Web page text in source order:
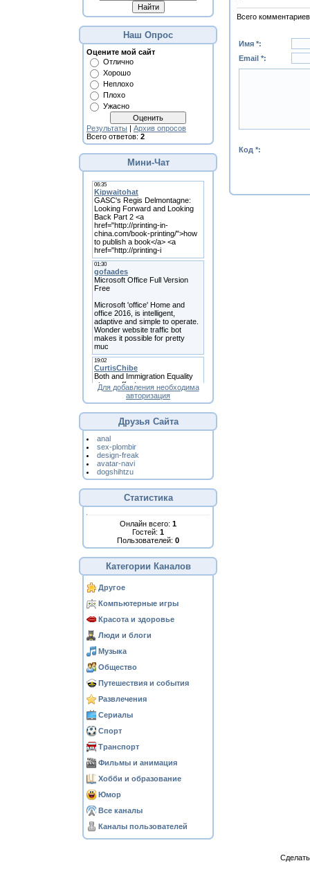
Наш Опрос
Оцените мой сайт
Отлично
Хорошо
Неплохо
Плохо
Ужасно
Результаты | Архив опросов
Всего ответов: 2
Мини-Чат
Для добавления необходима
авторизация
Друзья Сайта
anal
sex-plombir
design-freak
avatar-navi
dogshihtzu
Статистика
Онлайн всего: 1
Гостей: 1
Пользователей: 0
Категории Каналов
Другое
Компьютерные игры
Красота и здоровье
Люди и блоги
Музыка
Общество
Путешествия и события
Развлечения
Сериалы
Спорт
Транспорт
Фильмы и анимация
Хобби и образование
Юмор
Все каналы
Каналы пользователей
Всего комментариев
Имя *:
Email *:
Код *: